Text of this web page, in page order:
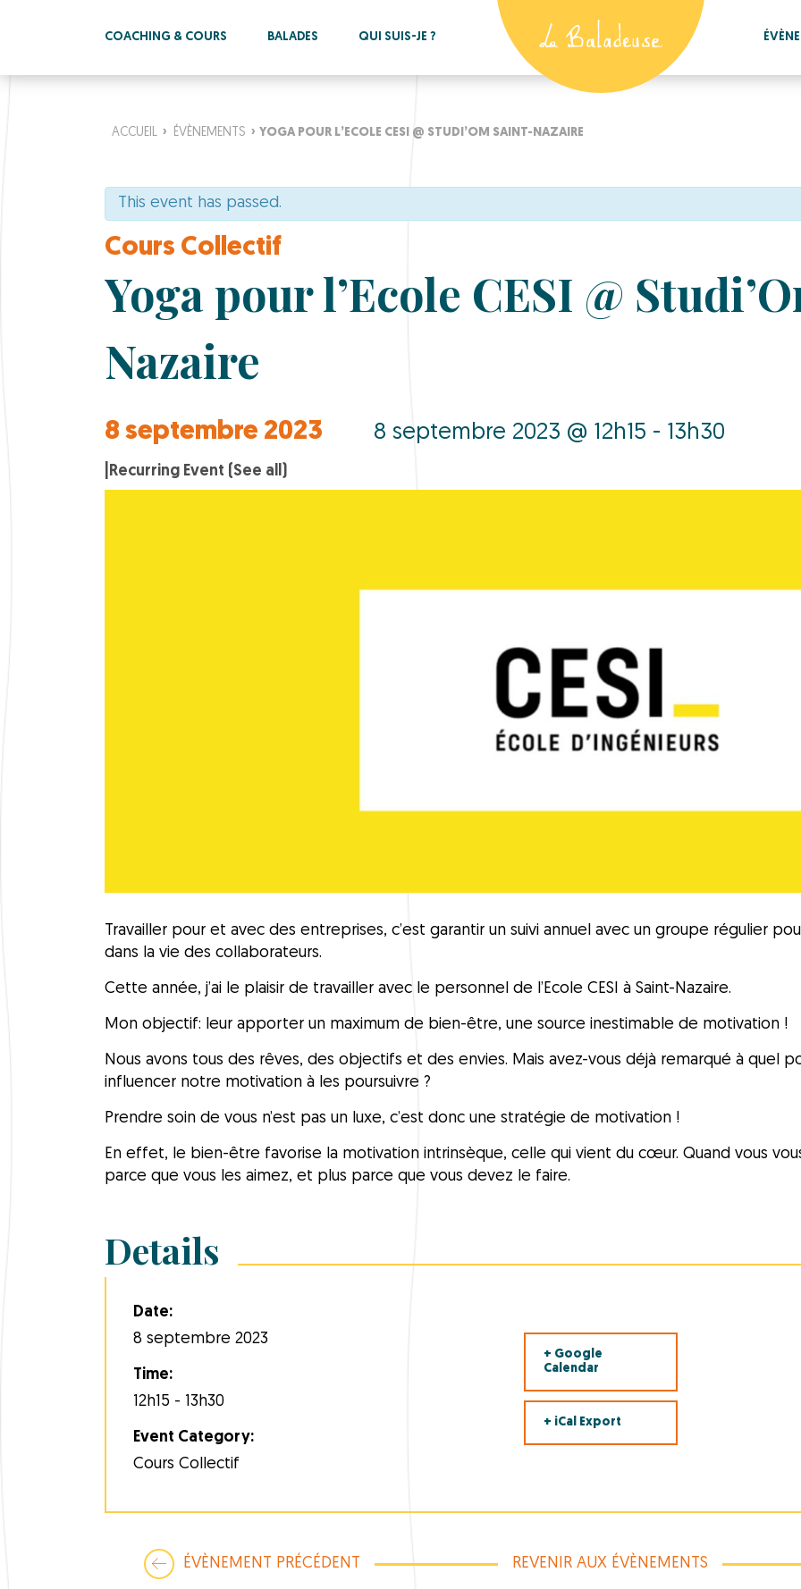
COACHING & COURS BALADES QUI SUIS-JE ?
ACCUEIL › ÉVÈNEMENTS › YOGA POUR L’ECOLE CESI @ STUDI’OM SAINT-NAZAIRE
This event has passed.
Cours Collectif
Yoga pour l’Ecole CESI @
Nazaire
8 septembre 2023 8 septembre 2023 @ 12h15 - 13h30
Recurring Event (See all)
Travailler pour et avec des entreprises, c’est garantir un suivi annuel avec un groupe régulier
dans la vie des collaborateurs.
Cette année, j’ai le plaisir de travailler avec le personnel de l’Ecole CESI à Saint-Nazaire.
Mon objectif: leur apporter un maximum de bien-être, une source inestimable de motivation !
Nous avons tous des rêves, des objectifs et des envies. Mais avez-vous déjà remarqué à quel
influencer notre motivation à les poursuivre ?
Prendre soin de vous n’est pas un luxe, c’est donc une stratégie de motivation !
En effet, le bien-être favorise la motivation intrinsèque, celle qui vient du cœur. Quand vous
parce que vous les aimez, et plus parce que vous devez le faire.
Details
Date:
8 septembre 2023
Time:
12h15 - 13h30
Event Category:
Cours Collectif
+ Google
Calendar
+ iCal Export
ÉVÈNEMENT PRÉCÉDENT REVENIR AUX ÉVÈNEMENTS